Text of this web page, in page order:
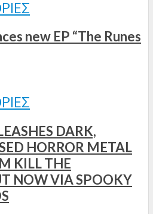
new EP “The Runes
DARK,
HORROR METAL
KILL THE
NOW VIA SPOOKY